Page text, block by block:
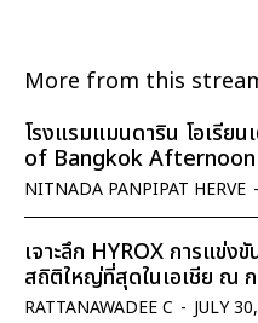
More from this
โรงแรมแมนดาริน โอเรีย
of Bangkok Afternoon
NITNADA PANPIPAT HERVE -
เจาะลึก HYROX การแข่ง
สถิติใหญ่ที่สุดในเอเชีย ณ
RATTANAWADEE C - JULY